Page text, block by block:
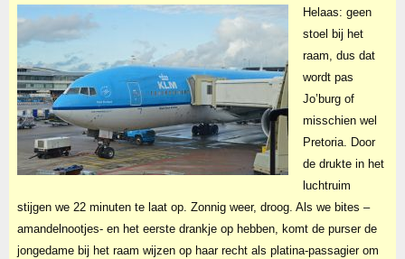
Helaas: geen
stoel bij het
raam, dus dat
wordt pas
Jo’burg of
misschien wel
Pretoria. Door
de drukte in het
luchtruim
stijgen we 22 minuten te laat op. Zonnig weer, droog. Als we bites –
amandelnootjes- en het eerste drankje op hebben, komt de purser de
jongedame bij het raam wijzen op haar recht als platina-passagier om